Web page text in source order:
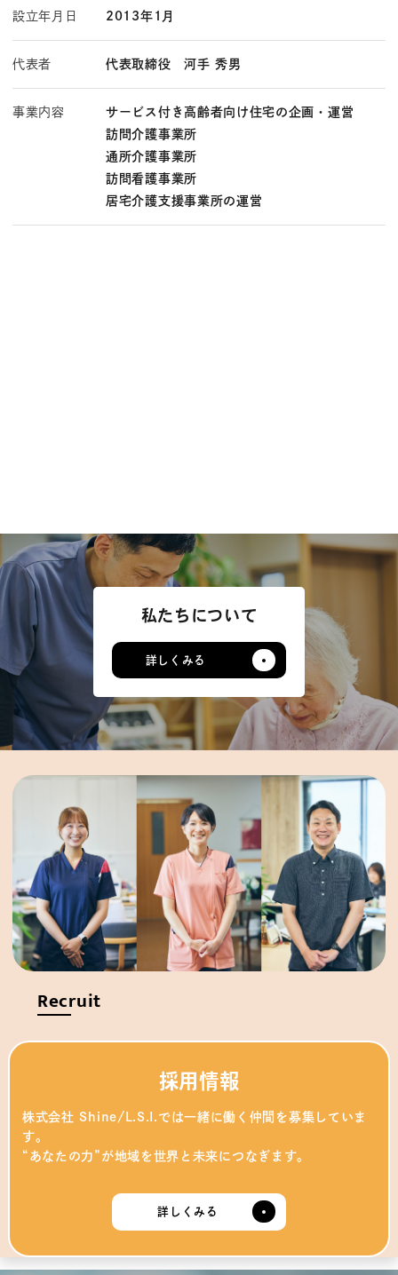
設立年月日 2013年1月
代表者 代表取締役 河手 秀男
事業内容
サービス付き高齢者向け住宅の企画・運営
訪問介護事業所
通所介護事業所
訪問看護事業所
居宅介護支援事業所の運営
私たちについて
詳しくみる
Recruit
採用情報
株式会社 Shine/L.S.I.では一緒に働く仲間を募集していま
す。
“あなたの力”が地域を世界と未来につなぎます。
詳しくみる